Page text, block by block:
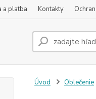
a platba Kontakty
Úvod Oblečenie